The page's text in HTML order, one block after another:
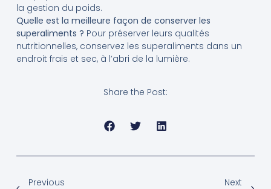
la gestion du poids.
Quelle est la meilleure façon de conserver les
superaliments ? Pour préserver leurs qualités
nutritionnelles, conservez les superaliments dans un
endroit frais et sec, à l’abri de la lumière.
Share the Post:
Previous
Next